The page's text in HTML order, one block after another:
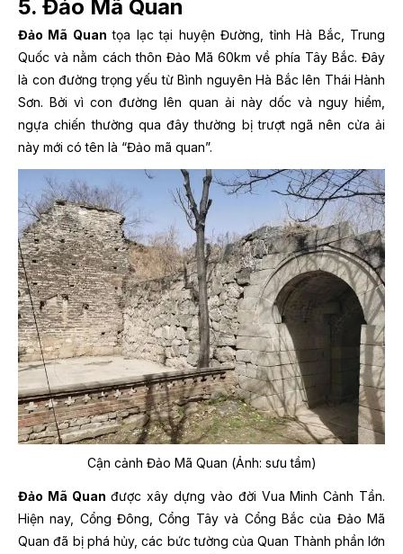
5. Đảo Mã Quan
Đảo Mã Quan tọa lạc tại huyện Đường, tỉnh Hà Bắc, Trung
Quốc và nằm cách thôn Đảo Mã 60km về phía Tây Bắc. Đây
là con đường trọng yếu từ Bình nguyên Hà Bắc lên Thái Hành
Sơn. Bởi vì con đường lên quan ải này dốc và nguy hiểm,
ngựa chiến thường qua đây thường bị trượt ngã nên cửa ải
này mới có tên là “Đảo mã quan”.
Cận cảnh Đảo Mã Quan (Ảnh: sưu tầm)
Đảo Mã Quan được xây dựng vào đời Vua Minh Cảnh Tần.
Hiện nay, Cổng Đông, Cổng Tây và Cổng Bắc của Đảo Mã
Quan đã bị phá hủy, các bức tường của Quan Thành phần lớn